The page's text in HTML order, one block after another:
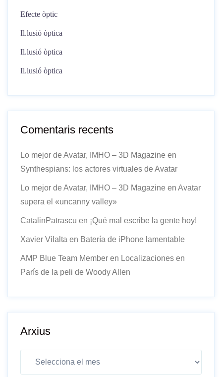
Efecte òptic
Il.lusió òptica
Il.lusió òptica
Il.lusió òptica
Comentaris recents
Lo mejor de Avatar, IMHO – 3D Magazine en
Synthespians: los actores virtuales de Avatar
Lo mejor de Avatar, IMHO – 3D Magazine en Avatar
supera el «uncanny valley»
CatalinPatrascu en ¡Qué mal escribe la gente hoy!
Xavier Vilalta en Batería de iPhone lamentable
AMP Blue Team Member en Localizaciones en
París de la peli de Woody Allen
Arxius